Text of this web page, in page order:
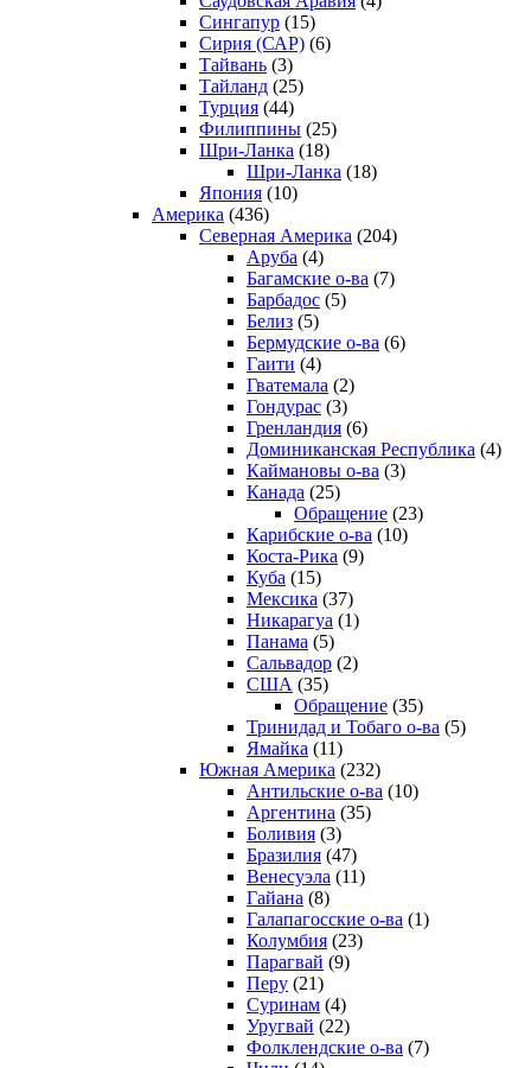
Сингапур (15)
Сирия (САР) (6)
Тайвань (3)
Тайланд (25)
Турция (44)
Филиппины (25)
Шри-Ланка (18)
Шри-Ланка (18)
Япония (10)
Америка (436)
Северная Америка (204)
Аруба (4)
Багамские о-ва (7)
Барбадос (5)
Белиз (5)
Бермудские о-ва (6)
Гаити (4)
Гватемала (2)
Гондурас (3)
Гренландия (6)
Доминиканская Республика (4)
Каймановы о-ва (3)
Канада (25)
Обращение (23)
Карибские о-ва (10)
Коста-Рика (9)
Куба (15)
Мексика (37)
Никарагуа (1)
Панама (5)
Сальвадор (2)
США (35)
Обращение (35)
Тринидад и Тобаго о-ва (5)
Ямайка (11)
Южная Америка (232)
Антильские о-ва (10)
Аргентина (35)
Боливия (3)
Бразилия (47)
Венесуэла (11)
Гайана (8)
Галапагосские о-ва (1)
Колумбия (23)
Парагвай (9)
Перу (21)
Суринам (4)
Уругвай (22)
Фолклендские о-ва (7)